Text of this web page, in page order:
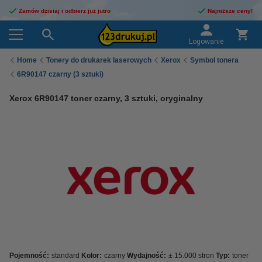
Zamów dzisiaj i odbierz już jutro Najniższe ceny!
Logowanie
Home Tonery do drukarek laserowych Xerox
Symbol tonera
6R90147 czarny (3 sztuki)
Xerox 6R90147 toner czarny, 3 sztuki, oryginalny
Pojemność: standard Kolor: czarny Wydajność: ± 15.000 stron Typ: toner